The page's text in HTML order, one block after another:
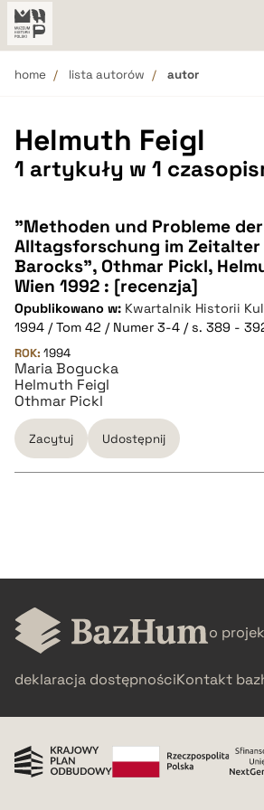
home lista autorów autor
Helmuth Feigl
1 artykuły w 1
"Methoden und Probleme der
Alltagsforschung im Zeitalter
Barocks", Othmar Pickl,
Wien 1992 : [recenzja]
Opublikowano w: Kwartalnik Historii
1994 / Tom 42 / Numer 3-4 / s. 389 -
ROK: 1994
Maria Bogucka
Helmuth Feigl
Othmar Pickl
Zacytuj Udostępnij
pobierz cytat
BIBTEX
pobierz cytat
o
deklaracja dostępnościKontakt